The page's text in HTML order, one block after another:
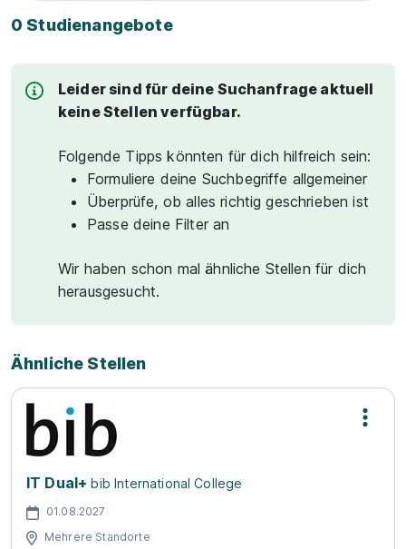
0 Studienangebote
Leider sind für deine Suchanfrage aktuell
keine Stellen verfügbar.
Folgende Tipps könnten für dich hilfreich sein:
Formuliere deine Suchbegriffe allgemeiner
Überprüfe, ob alles richtig geschrieben ist
Passe deine Filter an
Wir haben schon mal ähnliche Stellen für dich
herausgesucht.
Ähnliche Stellen
IT Dual+ bib International College
01.08.2027
Mehrere Standorte